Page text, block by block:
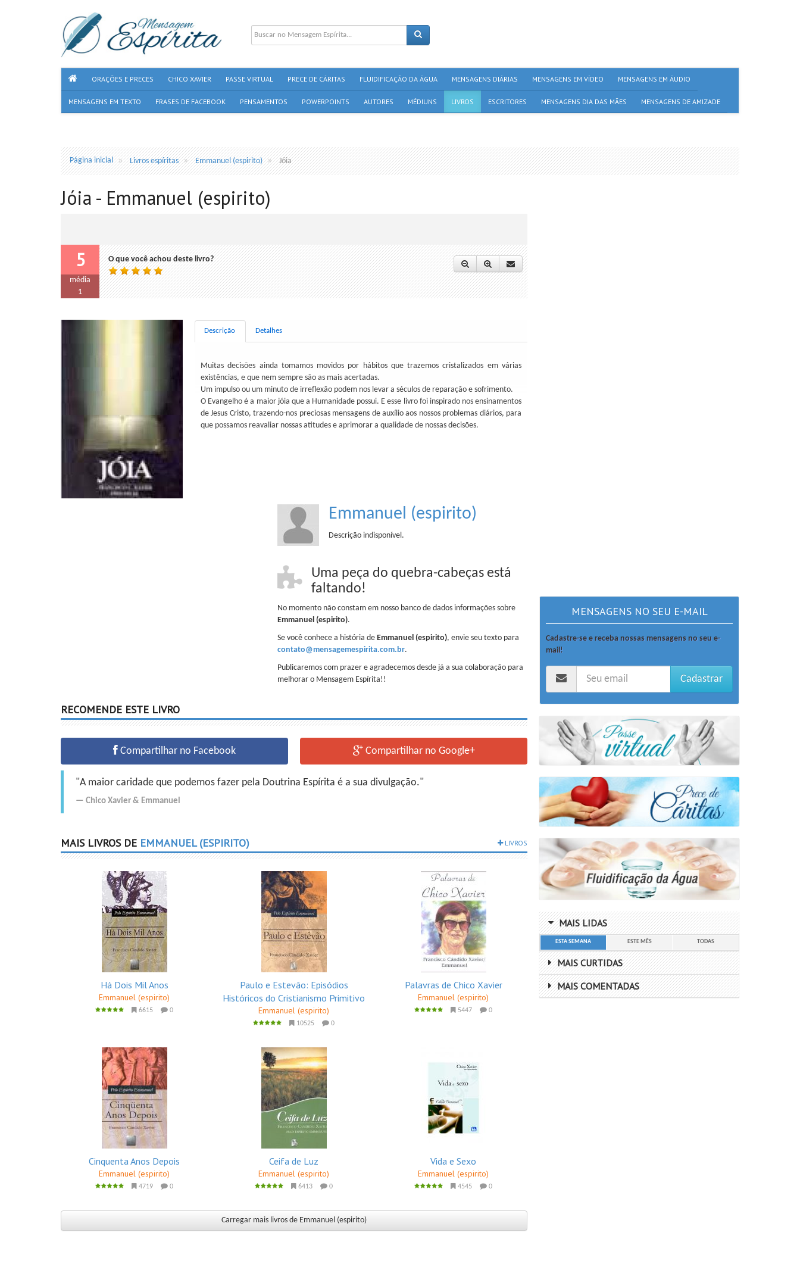
ORAÇÕES E PRECES CHICO XAVIER PASSE VIRTUAL PRECE DE CÁRITAS FLUIDIFICAÇÃO DA ÁGUA MENSAGENS DIÁRIAS MENSAGENS EM VÍDEO MENSAGENS EM ÁUDIO
MENSAGENS EM TEXTO FRASES DE FACEBOOK PENSAMENTOS POWERPOINTS AUTORES MÉDIUNS LIVROS ESCRITORES MENSAGENS DIA DAS MÃES MENSAGENS DE AMIZADE
Página inicial Livros espíritas Emmanuel (espirito) Jóia
Jóia - Emmanuel (espirito)
5
média
1
O que você achou deste livro?
Descrição Detalhes
Muitas decisões ainda tomamos movidos por hábitos que trazemos cristalizados em várias
existências, e que nem sempre são as mais acertadas.
Um impulso ou um minuto de irreflexão podem nos levar a séculos de reparação e sofrimento.
O Evangelho é a maior jóia que a Humanidade possui. E esse livro foi inspirado nos ensinamentos
de Jesus Cristo, trazendo-nos preciosas mensagens de auxílio aos nossos problemas diários, para
que possamos reavaliar nossas atitudes e aprimorar a qualidade de nossas decisões.
Emmanuel (espirito)
Descrição indisponível.
Uma peça do quebra-cabeças está
faltando!
No momento não constam em nosso banco de dados informações sobre
Emmanuel (espirito).
Se você conhece a história de Emmanuel (espirito), envie seu texto para
contato@mensagemespirita.com.br.
Publicaremos com prazer e agradecemos desde já a sua colaboração para
melhorar o Mensagem Espírita!!
RECOMENDE ESTE LIVRO
Compartilhar no Facebook Compartilhar no Google+
"A maior caridade que podemos fazer pela Doutrina Espírita é a sua divulgação."
Chico Xavier & Emmanuel
MAIS LIVROS DE EMMANUEL (ESPIRITO) LIVROS
Há Dois Mil Anos
Emmanuel (espirito)
6615 0
Paulo e Estevão: Episódios
Históricos do Cristianismo Primitivo
Emmanuel (espirito)
10525 0
Palavras de Chico Xavier
Emmanuel (espirito)
5447 0
Cinquenta Anos Depois
Emmanuel (espirito)
4719 0
Ceifa de Luz
Emmanuel (espirito)
6413 0
Vida e Sexo
Emmanuel (espirito)
4545 0
Carregar mais livros de Emmanuel (espirito)
MENSAGENS NO SEU E-MAIL
Cadastre-se e receba nossas mensagens no seu e-
mail!
Cadastrar
MAIS LIDAS
ESTA SEMANA ESTE MÊS TODAS
MAIS CURTIDAS
MAIS COMENTADAS